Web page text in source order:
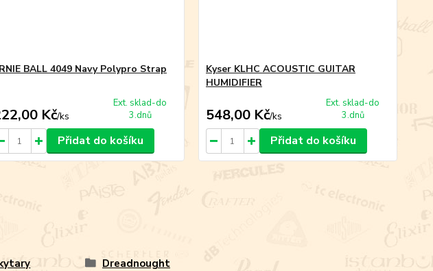
BALL 4049 Navy Polypro Strap
Kč/ks
Ext. sklad-do
3.dnů
Přidat do košíku
Kyser KLHC ACOUSTIC GUITAR
HUMIDIFIER
548,00 Kč/ks
Ext. sklad-do
3.dnů
Přidat do košíku
Dreadnought